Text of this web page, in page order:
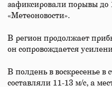
зафиксировали порывы до
«Метеоновости».
В регион продолжает
он сопровождается
В полдень в воскресенье в
составляли 11-13 м/с, а